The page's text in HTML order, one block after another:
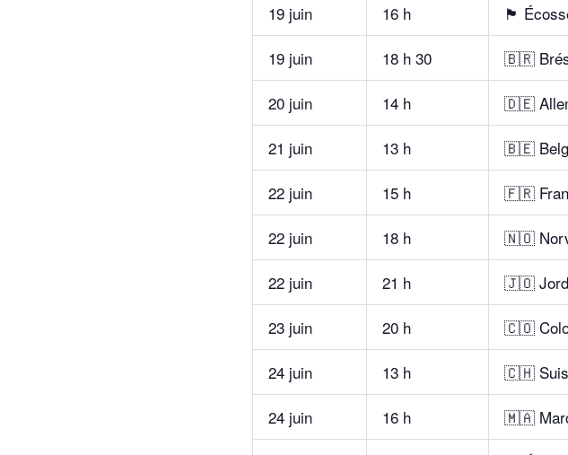
19 juin
16 h
🏴
19 juin
18 h 30
🇧🇷
20 juin
14 h
🇩🇪
21 juin
13 h
🇧🇪
22 juin
15 h
🇫🇷
22 juin
18 h
🇳🇴
22 juin
21 h
🇯🇴
23 juin
20 h
🇨🇴
24 juin
13 h
🇨🇭
24 juin
16 h
🇲🇦